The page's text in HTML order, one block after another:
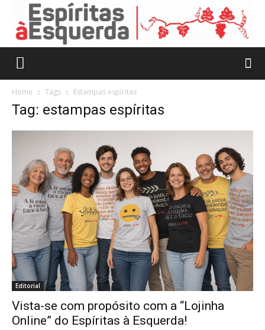
Home Tags Estampas espíritas
Tag: estampas espíritas
Editorial
Vista-se com propósito com a “Lojinha
Online” do Espíritas à Esquerda!